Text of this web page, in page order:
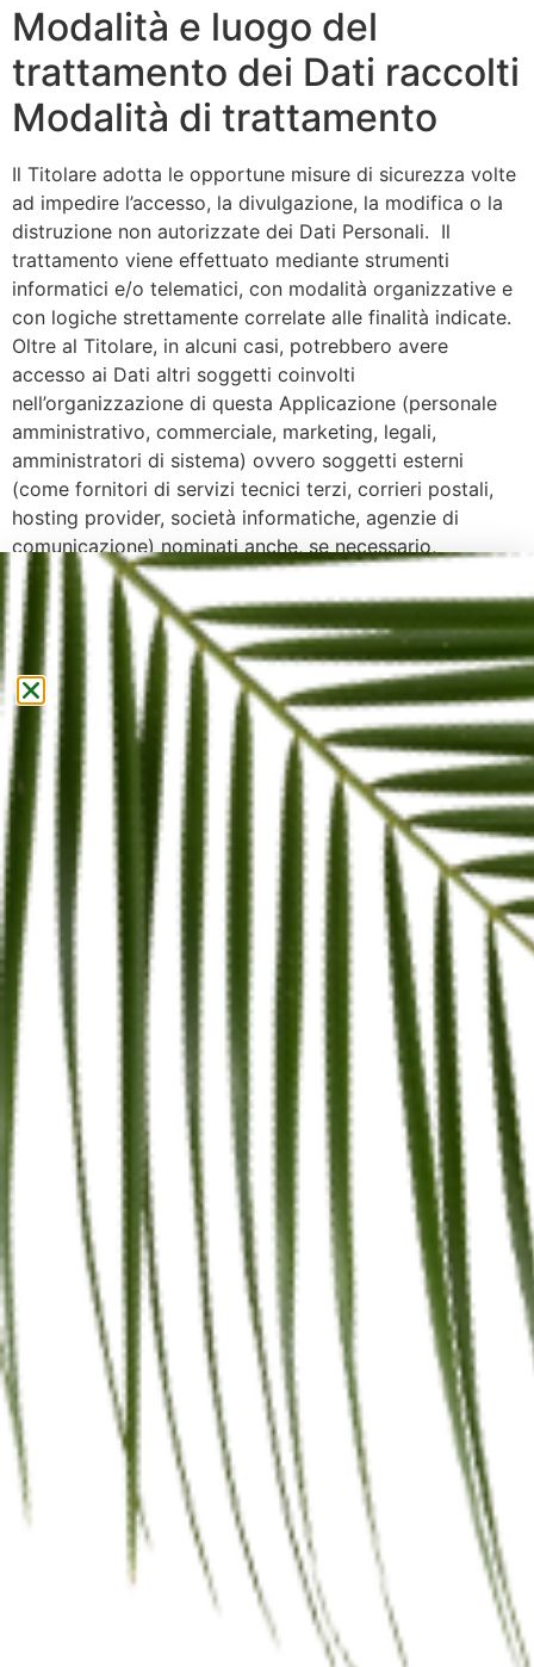
Modalità e luogo del
trattamento dei Dati raccolti
Modalità di trattamento
Il Titolare adotta le opportune misure di sicurezza volte
ad impedire l’accesso, la divulgazione, la modifica o la
distruzione non autorizzate dei Dati Personali. Il
trattamento viene effettuato mediante strumenti
informatici e/o telematici, con modalità organizzative e
con logiche strettamente correlate alle finalità indicate.
Oltre al Titolare, in alcuni casi, potrebbero avere
accesso ai Dati altri soggetti coinvolti
nell’organizzazione di questa Applicazione (personale
amministrativo, commerciale, marketing, legali,
amministratori di sistema) ovvero soggetti esterni
(come fornitori di servizi tecnici terzi, corrieri postali,
hosting provider, società informatiche, agenzie di
comunicazione) nominati anche, se necessario,
Responsabili del Trattamento da parte del Titolare.
L’elenco aggiornato dei Responsabili potrà sempre
essere richiesto al Titolare del Trattamento.
Base giuridica del
trattamento
Il Titolare tratta Dati Personali relativi all’Utente in caso
sussista una delle seguenti condizioni:
l’Utente ha prestato il consenso per una o più finalità
specifiche; Nota: in alcuni ordinamenti il Titolare può
essere autorizzato a trattare Dati Personali senza che
debba sussistere il consenso dell’Utente o un’altra delle
basi giuridiche specificate di seguito, fino a quando
l’Utente non si opponga (“opt-out”) a tale trattamento.
Ciò non è tuttavia applicabile qualora il trattamento di
Dati Personali sia regolato dalla legislazione europea in
materia di protezione dei Dati Personali;
il trattamento è necessario all’esecuzione di un
contratto con l’Utente e/o all’esecuzione di misure
precontrattuali;
il trattamento è necessario per adempiere un obbligo
legale al quale è soggetto il Titolare;
il trattamento è necessario per l’esecuzione di un
compito di interesse pubblico o per l’esercizio di
pubblici poteri di cui è investito il Titolare;
il trattamento è necessario per il perseguimento del
legittimo interesse del Titolare o di terzi.
E’ comunque sempre possibile richiedere al Titolare di
chiarire la concreta base giuridica di ciascun
trattamento ed in particolare di specificare se il
trattamento sia basato sulla legge, previsto da un
contratto o necessario per concludere un contratto.
I Dati sono trattati presso le sedi operative del Titolare
ed in ogni altro luogo in cui le parti coinvolte nel